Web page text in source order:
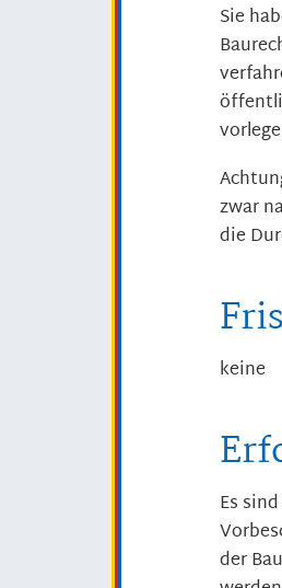
Sie
zwar
die
keine
Es
der